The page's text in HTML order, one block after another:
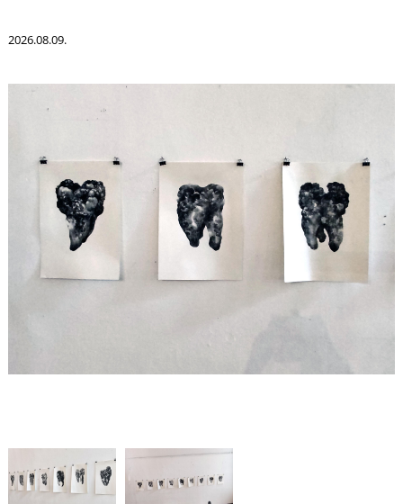
2026.08.09.